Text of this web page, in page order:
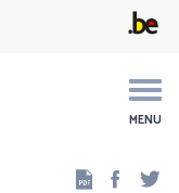
MENU